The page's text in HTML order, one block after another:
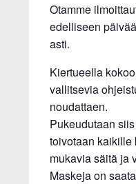
Otamme
edelliseen
asti.
Kiertueella
vallitsevia
noudattaen.
Pukeudutaan
toivotaan
mukavia säitä ja
Maskeja on